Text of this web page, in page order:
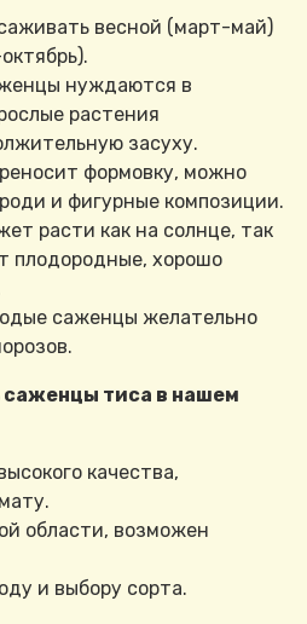
весной (март-май)
нуждаются в
растения
засуху.
формовку, можно
и фигурные композиции.
расти как на солнце, так
плодородные, хорошо
саженцы желательно
саженцы тиса в нашем
качества,
области, возможен
и выбору сорта.